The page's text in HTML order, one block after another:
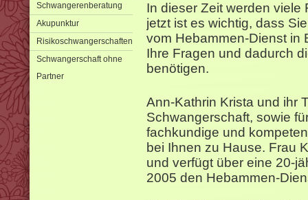
Schwangerenberatung
Akupunktur
Risikoschwangerschaften
Schwangerschaft ohne
Partner
In dieser Zeit werden
jetzt ist es wichtig, dass
vom Hebammen-Dienst in
Ihre Fragen und dadurch
benötigen.
Ann-Kathrin Krista und ihr
Schwangerschaft, sowie
fachkundige und
bei Ihnen zu Hause. Frau
und verfügt über eine 20-
2005 den Hebammen-